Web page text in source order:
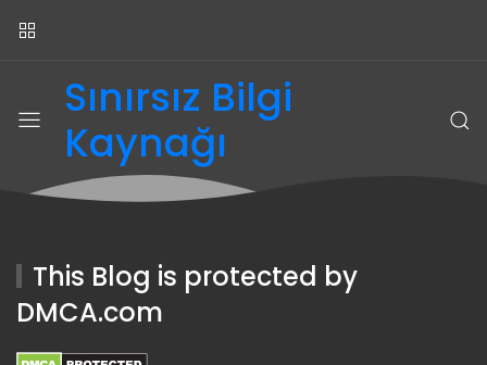
Sınırsız Bilgi
Kaynağı
This Blog is protected by
DMCA.com